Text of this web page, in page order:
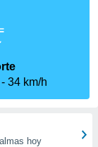
34 km/h
hoy